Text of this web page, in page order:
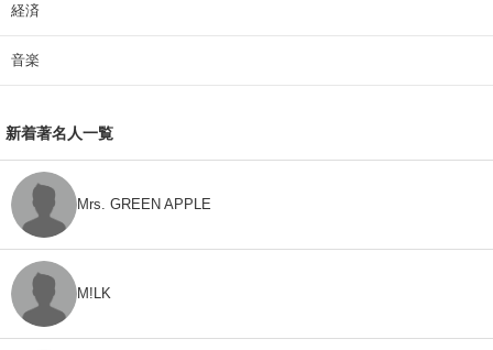
経済
音楽
新着著名人一覧
Mrs. GREEN APPLE
M!LK